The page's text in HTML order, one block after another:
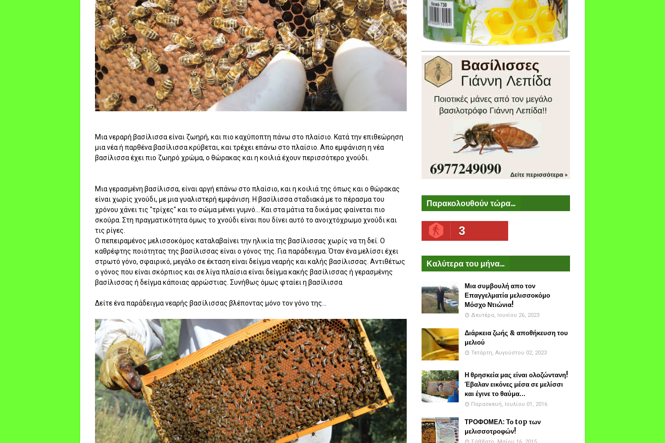
Μια νεραρή βασίλισσα είναι ζωηρή, και πιο καχύποπτη πάνω στο πλαίσιο. Κατά την επιθεώρηση
μια νέα ή παρθένα βασίλισσα κρύβεται, και τρέχει επάνω στο πλαίσιο. Απο εμφάνιση η νέα
βασίλισσα έχει πιο ζωηρό χρώμα, ο θώρακας και η κοιλιά έχουν περισσότερο χνούδι.
Μια γερασμένη βασίλισσα, είναι αργή επάνω στο πλαίσιο, και η κοιλιά της όπως και ο θώρακας
είναι χωρίς χνούδι, με μια γυαλιστερή εμφάνιση. Η βασίλισσα σταδιακά με το πέρασμα του
χρόνου χάνει τις "τρίχες" και το σώμα μένει γυμνό... Και στα μάτια τα δικά μας φαίνεται πιο
σκούρα. Στη πραγματικότητα όμως το χνούδι είναι που δίνει αυτό το ανοιχτόχρωμο χνούδι και
τις ρίγες.
Ο πεπειραμένος μελισσοκόμος καταλαβαίνει την ηλικία της βασίλισσας χωρίς να τη δεί. Ο
καθρέφτης ποιότητας της βασίλισσας είναι ο γόνος της. Για παράδειγμα. Όταν ένα μελίσσι έχει
στρωτό γόνο, σφαιρικό, μεγάλο σε έκταση είναι δείγμα νεαρής και καλής βασίλισσας. Αντιθέτως
ο γόνος που είναι σκόρπιος και σε λίγα πλαίσια είναι δείγμα κακής βασίλισσας ή γερασμένης
βασίλισσας ή δείγμα κάποιας αρρώστιας. Συνήθως όμως φταίει η βασίλισσα
Δείτε ένα παράδειγμα νεαρής βασίλισσας βλέποντας μόνο τον γόνο της...
Παρακολουθούν τώρα...
3
Καλύτερα του μήνα...
Μια συμβουλή απο τον
Επαγγελματία μελισσοκόμο
Μόσχο Ντιώνια!
Δευτέρα, Ιουνίου 26, 2023
Διάρκεια ζωής & αποθήκευση του
μελιού
Τετάρτη, Αυγούστου 02, 2023
Η θρησκεία μας είναι ολοζώντανη!
Έβαλαν εικόνες μέσα σε μελίσσι
και έγινε το θαύμα...
Παρασκευή, Ιουλίου 01, 2016
ΤΡΟΦΟΜΕΛ: Το top των
μελισσοτροφών!
Σάββατο, Μαΐου 16, 2015